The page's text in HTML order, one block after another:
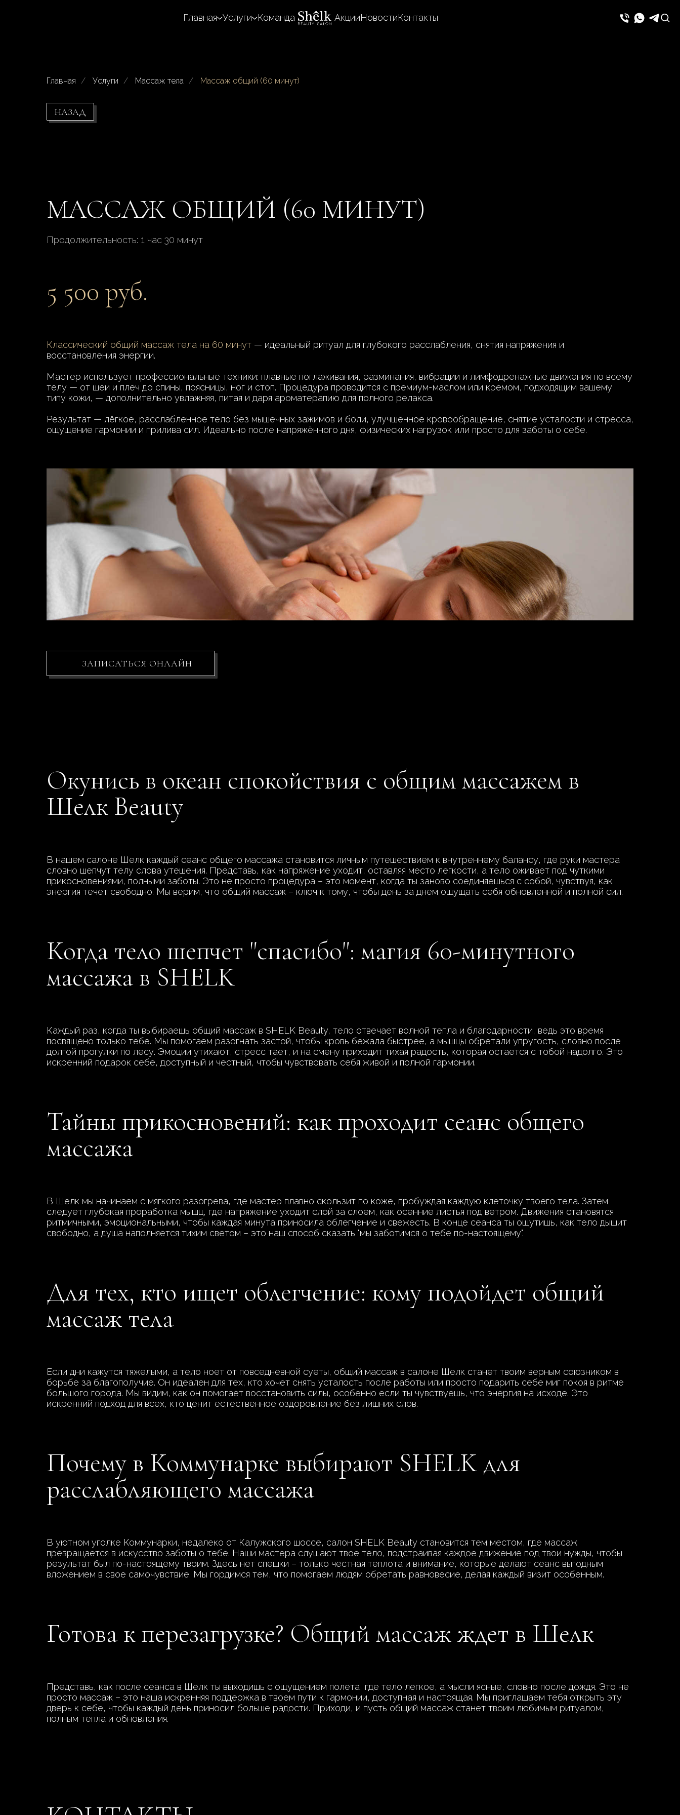
Главная Услуги Команда АкцииНовостиКонтакты
Главная / Услуги / Массаж тела / Массаж общий (60 минут)
НАЗАД
МАССАЖ ОБЩИЙ (60 МИНУТ)
Продолжительность: 1 час 30 минут
5 500 руб.
Классический общий массаж тела на 60 минут — идеальный ритуал для глубокого расслабления, снятия напряжения и
восстановления энергии.
Мастер использует профессиональные техники: плавные поглаживания, разминания, вибрации и лимфодренажные движения по всему
телу — от шеи и плеч до спины, поясницы, ног и стоп. Процедура проводится с премиум-маслом или кремом, подходящим вашему
типу кожи, — дополнительно увлажняя, питая и даря ароматерапию для полного релакса.
Результат — лёгкое, расслабленное тело без мышечных зажимов и боли, улучшенное кровообращение, снятие усталости и стресса,
ощущение гармонии и прилива сил. Идеально после напряжённого дня, физических нагрузок или просто для заботы о себе.
ЗАПИСАТЬСЯ ОНЛАЙН
Окунись в океан спокойствия с общим массажем в
Шелк Beauty
В нашем салоне Шелк каждый сеанс общего массажа становится личным путешествием к внутреннему балансу, где руки мастера
словно шепчут телу слова утешения. Представь, как напряжение уходит, оставляя место легкости, а тело оживает под чуткими
прикосновениями, полными заботы. Это не просто процедура – это момент, когда ты заново соединяешься с собой, чувствуя, как
энергия течет свободно. Мы верим, что общий массаж – ключ к тому, чтобы день за днем ощущать себя обновленной и полной сил.
Когда тело шепчет "спасибо": магия 60-минутного
массажа в SHELK
Каждый раз, когда ты выбираешь общий массаж в SHELK Beauty, тело отвечает волной тепла и благодарности, ведь это время
посвящено только тебе. Мы помогаем разогнать застой, чтобы кровь бежала быстрее, а мышцы обретали упругость, словно после
долгой прогулки по лесу. Эмоции утихают, стресс тает, и на смену приходит тихая радость, которая остается с тобой надолго. Это
искренний подарок себе, доступный и честный, чтобы чувствовать себя живой и полной гармонии.
Тайны прикосновений: как проходит сеанс общего
массажа
В Шелк мы начинаем с мягкого разогрева, где мастер плавно скользит по коже, пробуждая каждую клеточку твоего тела. Затем
следует глубокая проработка мышц, где напряжение уходит слой за слоем, как осенние листья под ветром. Движения становятся
ритмичными, эмоциональными, чтобы каждая минута приносила облегчение и свежесть. В конце сеанса ты ощутишь, как тело дышит
свободно, а душа наполняется тихим светом – это наш способ сказать "мы заботимся о тебе по-настоящему".
Для тех, кто ищет облегчение: кому подойдет общий
массаж тела
Если дни кажутся тяжелыми, а тело ноет от повседневной суеты, общий массаж в салоне Шелк станет твоим верным союзником в
борьбе за благополучие. Он идеален для тех, кто хочет снять усталость после работы или просто подарить себе миг покоя в ритме
большого города. Мы видим, как он помогает восстановить силы, особенно если ты чувствуешь, что энергия на исходе. Это
искренний подход для всех, кто ценит естественное оздоровление без лишних слов.
Почему в Коммунарке выбирают SHELK для
расслабляющего массажа
В уютном уголке Коммунарки, недалеко от Калужского шоссе, салон SHELK Beauty становится тем местом, где массаж
превращается в искусство заботы о тебе. Наши мастера слушают твое тело, подстраивая каждое движение под твои нужды, чтобы
результат был по-настоящему твоим. Здесь нет спешки – только честная теплота и внимание, которые делают сеанс выгодным
вложением в свое самочувствие. Мы гордимся тем, что помогаем людям обретать равновесие, делая каждый визит особенным.
Готова к перезагрузке? Общий массаж ждет в Шелк
Представь, как после сеанса в Шелк ты выходишь с ощущением полета, где тело легкое, а мысли ясные, словно после дождя. Это не
просто массаж – это наша искренняя поддержка в твоем пути к гармонии, доступная и настоящая. Мы приглашаем тебя открыть эту
дверь к себе, чтобы каждый день приносил больше радости. Приходи, и пусть общий массаж станет твоим любимым ритуалом,
полным тепла и обновления.